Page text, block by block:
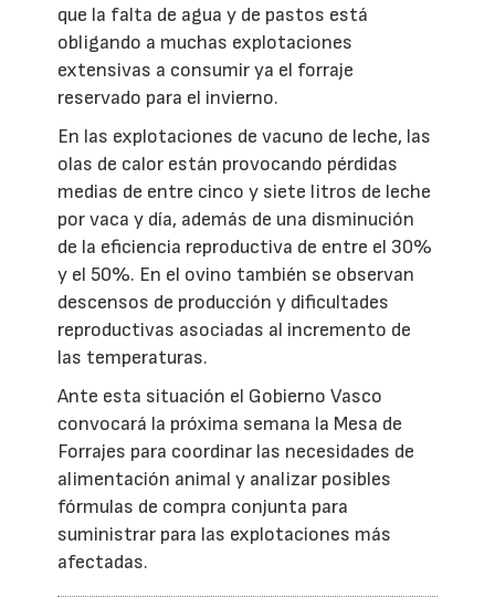
que la falta de agua y de pastos está
obligando a muchas explotaciones
extensivas a consumir ya el forraje
reservado para el invierno.
En las explotaciones de vacuno de leche, las
olas de calor están provocando pérdidas
medias de entre cinco y siete litros de leche
por vaca y día, además de una disminución
de la eficiencia reproductiva de entre el 30%
y el 50%. En el ovino también se observan
descensos de producción y dificultades
reproductivas asociadas al incremento de
las temperaturas.
Ante esta situación el Gobierno Vasco
convocará la próxima semana la Mesa de
Forrajes para coordinar las necesidades de
alimentación animal y analizar posibles
fórmulas de compra conjunta para
suministrar para las explotaciones más
afectadas.